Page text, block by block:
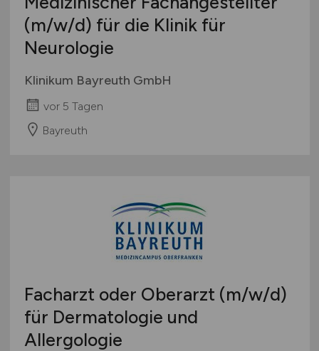
(m/w/d) für die Klinik für
Neurologie
Klinikum Bayreuth GmbH
vor 5 Tagen
Bayreuth
Facharzt oder Oberarzt (m/w/d)
für Dermatologie und
Allergologie